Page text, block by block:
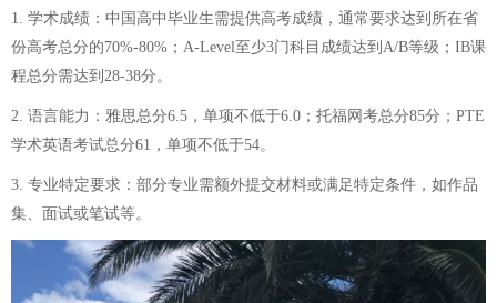
1. 学术成绩：中国高中毕业生需提供高考成绩，通常要求达到所在省
份高考总分的70%-80%；A-Level至少3门科目成绩达到A/B等级；IB课
程总分需达到28-38分。
2. 语言能力：雅思总分6.5，单项不低于6.0；托福网考总分85分；PTE
学术英语考试总分61，单项不低于54。
3. 专业特定要求：部分专业需额外提交材料或满足特定条件，如作品
集、面试或笔试等。